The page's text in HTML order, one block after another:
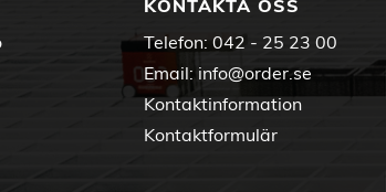
KONTAKTA OSS
Telefon: 042 - 25 23 00
Email: info@order.se
Kontaktinformation
Kontaktformulär